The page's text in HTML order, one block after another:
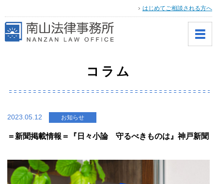
はじめてご相談される方へ
コラム
2023.05.12 お知らせ
＝新聞掲載情報＝『日々小論 守るべきものは』神戸新聞